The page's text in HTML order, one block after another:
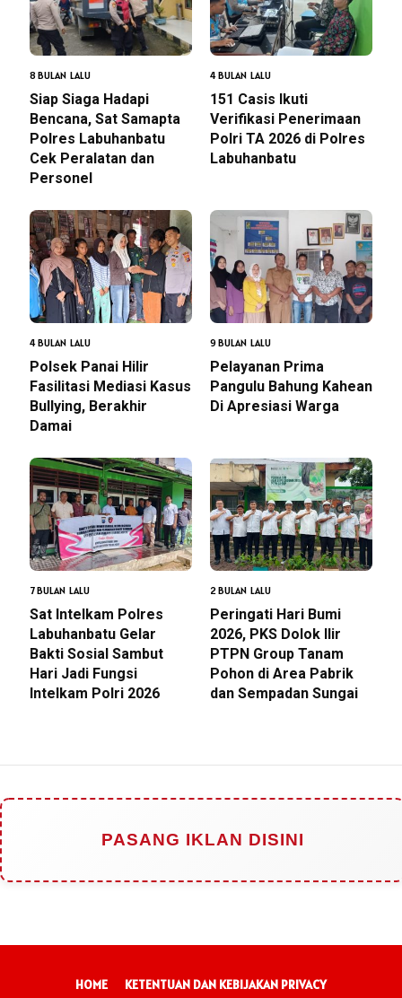
8 BULAN LALU
Siap Siaga Hadapi
Bencana, Sat Samapta
Polres Labuhanbatu
Cek Peralatan dan
Personel
4 BULAN LALU
151 Casis Ikuti
Verifikasi Penerimaan
Polri TA 2026 di Polres
Labuhanbatu
4 BULAN LALU
Polsek Panai Hilir
Fasilitasi Mediasi Kasus
Bullying, Berakhir
Damai
9 BULAN LALU
Pelayanan Prima
Pangulu Bahung Kahean
Di Apresiasi Warga
7 BULAN LALU
Sat Intelkam Polres
Labuhanbatu Gelar
Bakti Sosial Sambut
Hari Jadi Fungsi
Intelkam Polri 2026
2 BULAN LALU
Peringati Hari Bumi
2026, PKS Dolok Ilir
PTPN Group Tanam
Pohon di Area Pabrik
dan Sempadan Sungai
PASANG IKLAN DISINI
HOME KETENTUAN DAN KEBIJAKAN PRIVACY